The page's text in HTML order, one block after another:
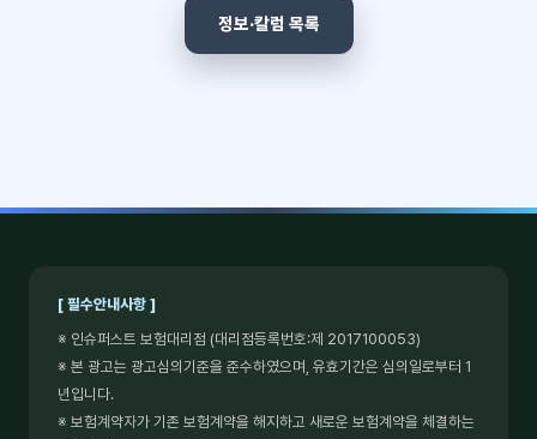
정보·칼럼 목록
[ 필수안내사항 ]
※ 인슈퍼스트 보험대리점 (대리점등록번호:제 2017100053)
※ 본 광고는 광고심의기준을 준수하였으며, 유효기간은 심의일로부터 1
년입니다.
※ 보험계약자가 기존 보험계약을 해지하고 새로운 보험계약을 체결하는